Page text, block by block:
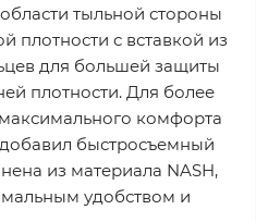
тыльной стороны
плотности с вставкой из
для большей защиты
плотности. Для более
комфорта
добавил быстросъемный
из материала NASH,
удобством и